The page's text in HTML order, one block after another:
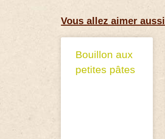
Vous allez aimer aussi
Bouillon aux
petites pâtes